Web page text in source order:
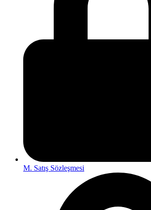
M. Satış Sözleşmesi